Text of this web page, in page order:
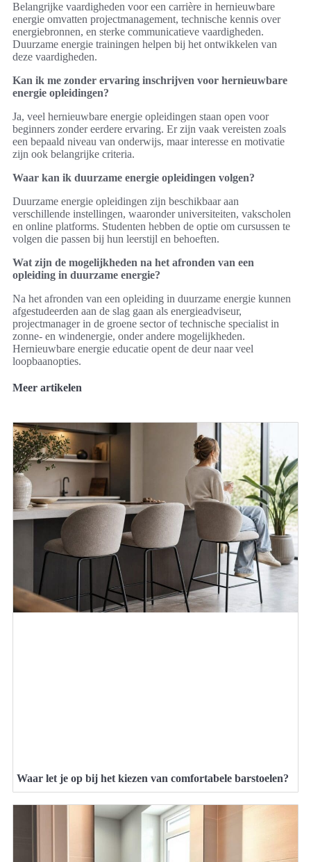
Belangrijke vaardigheden voor een carrière in hernieuwbare
energie omvatten projectmanagement, technische kennis over
energiebronnen, en sterke communicatieve vaardigheden.
Duurzame energie trainingen helpen bij het ontwikkelen van
deze vaardigheden.
Kan ik me zonder ervaring inschrijven voor hernieuwbare
energie opleidingen?
Ja, veel hernieuwbare energie opleidingen staan open voor
beginners zonder eerdere ervaring. Er zijn vaak vereisten zoals
een bepaald niveau van onderwijs, maar interesse en motivatie
zijn ook belangrijke criteria.
Waar kan ik duurzame energie opleidingen volgen?
Duurzame energie opleidingen zijn beschikbaar aan
verschillende instellingen, waaronder universiteiten, vakscholen
en online platforms. Studenten hebben de optie om cursussen te
volgen die passen bij hun leerstijl en behoeften.
Wat zijn de mogelijkheden na het afronden van een
opleiding in duurzame energie?
Na het afronden van een opleiding in duurzame energie kunnen
afgestudeerden aan de slag gaan als energieadviseur,
projectmanager in de groene sector of technische specialist in
zonne- en windenergie, onder andere mogelijkheden.
Hernieuwbare energie educatie opent de deur naar veel
loopbaanopties.
Meer artikelen
Waar let je op bij het kiezen van comfortabele barstoelen?